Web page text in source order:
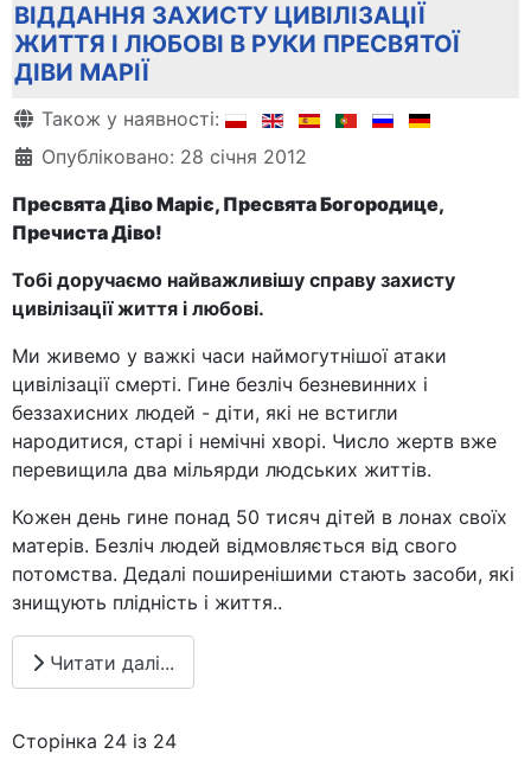
ВІДДАННЯ ЗАХИСТУ ЦИВІЛІЗАЦІЇ
ЖИТТЯ І ЛЮБОВІ В РУКИ ПРЕСВЯТОЇ
ДІВИ МАРІЇ
Деталі
Також у наявності:
Опубліковано: 28 січня 2012
Пресвята Діво Маріє, Пресвята Богородице,
Пречиста Діво!
Тобі доручаємо найважливішу справу захисту
цивілізації життя і любові.
Ми живемо у важкі часи наймогутнішої атаки
цивілізації смерті. Гине безліч безневинних і
беззахисних людей - діти, які не встигли
народитися, старі і немічні хворі. Число жертв вже
перевищила два мільярди людських життів.
Кожен день гине понад 50 тисяч дітей в лонах своїх
матерів. Безліч людей відмовляється від свого
потомства. Дедалі поширенішими стають засоби, які
знищують плідність і життя..
Читати далі...
Сторінка 24 із 24